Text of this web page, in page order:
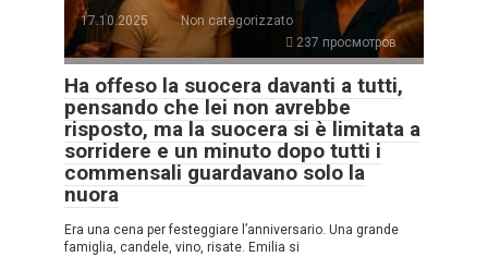
17.10.2025
Non categorizzato
237 просмотров
Ha offeso la suocera davanti a tutti,
pensando che lei non avrebbe
risposto, ma la suocera si è limitata a
sorridere e un minuto dopo tutti i
commensali guardavano solo la
nuora
Era una cena per festeggiare l’anniversario. Una grande
famiglia, candele, vino, risate. Emilia si